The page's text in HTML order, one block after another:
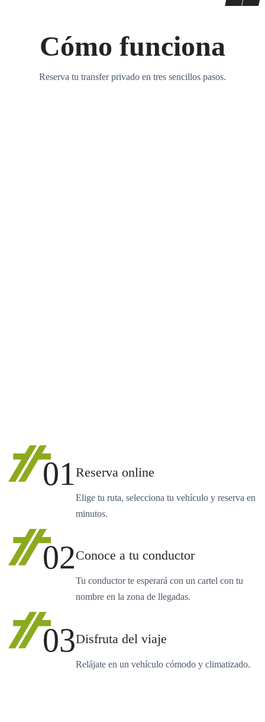
Cómo funciona
Reserva tu transfer privado en tres sencillos pasos.
01Reserva online
Elige tu ruta, selecciona tu vehículo y reserva en
minutos.
02Conoce a tu conductor
Tu conductor te esperará con un cartel con tu
nombre en la zona de llegadas.
03Disfruta del viaje
Relájate en un vehículo cómodo y climatizado.